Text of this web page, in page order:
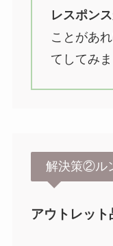
レスポン
ことがあ
てしてみま
解決策②ル
アウトレッ